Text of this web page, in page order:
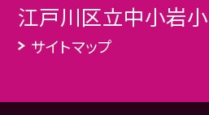
江戸川区立中小岩
サイトマップ